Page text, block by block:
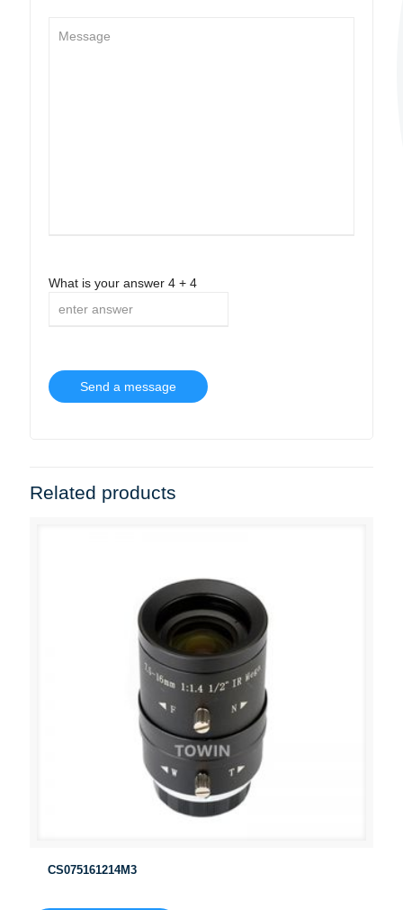
What is your answer 4 + 4
Related products
CS075161214M3